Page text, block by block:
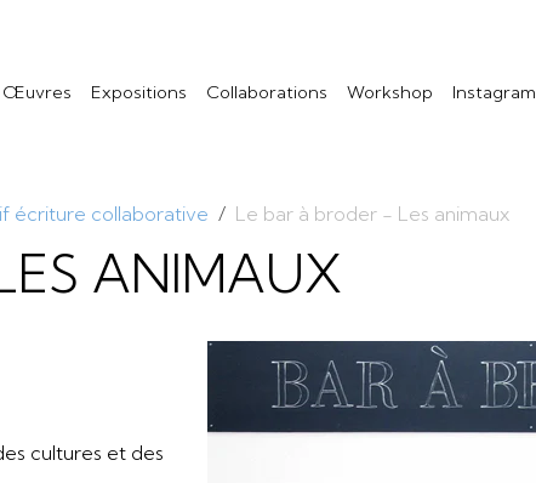
Œuvres Expositions Collaborations Workshop Instagram
écriture collaborative Le bar à broder - Les animaux
ANIMAUX
cultures et des